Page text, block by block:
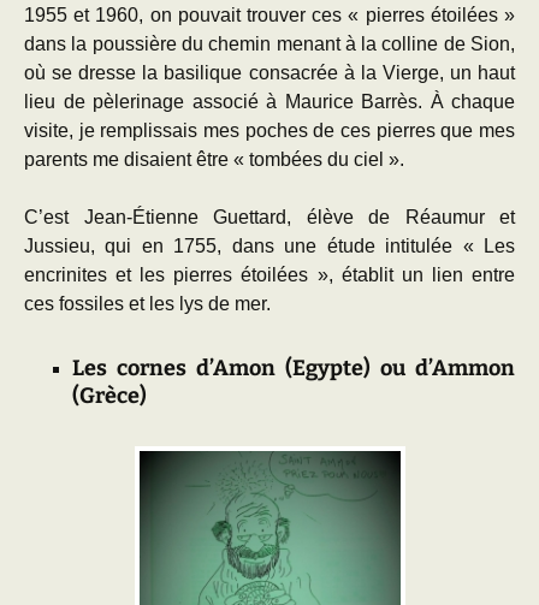
1955 et 1960, on pouvait trouver ces « pierres étoilées »
dans la poussière du chemin menant à la colline de Sion,
où se dresse la basilique consacrée à la Vierge, un haut
lieu de pèlerinage associé à Maurice Barrès. À chaque
visite, je remplissais mes poches de ces pierres que mes
parents me disaient être « tombées du ciel ».
C’est Jean-Étienne Guettard, élève de Réaumur et
Jussieu, qui en 1755, dans une étude intitulée « Les
encrinites et les pierres étoilées », établit un lien entre
ces fossiles et les lys de mer.
Les cornes d’Amon (Egypte) ou d’Ammon
(Grèce)